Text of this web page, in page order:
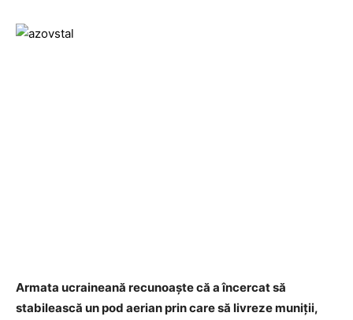
Armata ucraineană recunoaşte că a încercat să
stabilească un pod aerian prin care să livreze muniţii,